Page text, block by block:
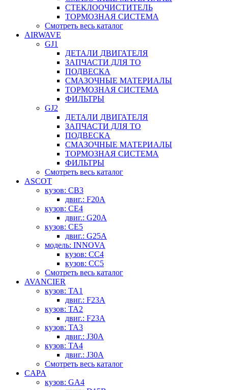
СТЕКЛООЧИСТИТЕЛЬ
ТОРМОЗНАЯ СИСТЕМА
Смотреть весь каталог
AIRWAVE
GJ1
ДЕТАЛИ ДВИГАТЕЛЯ
ЗАПЧАСТИ ДЛЯ ТО
ПОДВЕСКА
СМАЗОЧНЫЕ МАТЕРИАЛЫ
ТОРМОЗНАЯ СИСТЕМА
ФИЛЬТРЫ
GJ2
ДЕТАЛИ ДВИГАТЕЛЯ
ЗАПЧАСТИ ДЛЯ ТО
ПОДВЕСКА
СМАЗОЧНЫЕ МАТЕРИАЛЫ
ТОРМОЗНАЯ СИСТЕМА
ФИЛЬТРЫ
Смотреть весь каталог
ASCOT
кузов: CB3
двиг.: F20A
кузов: CE4
двиг.: G20A
кузов: CE5
двиг.: G25A
модель: INNOVA
кузов: CC4
кузов: CC5
Смотреть весь каталог
AVANCIER
кузов: TA1
двиг.: F23A
кузов: TA2
двиг.: F23A
кузов: TA3
двиг.: J30A
кузов: TA4
двиг.: J30A
Смотреть весь каталог
CAPA
кузов: GA4